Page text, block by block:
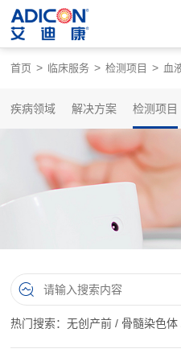
首页 > 临床服务 > 检测项目 > 血
疾病领域 解决方案 检测项目
热门搜索：无创产前 / 骨髓染色体